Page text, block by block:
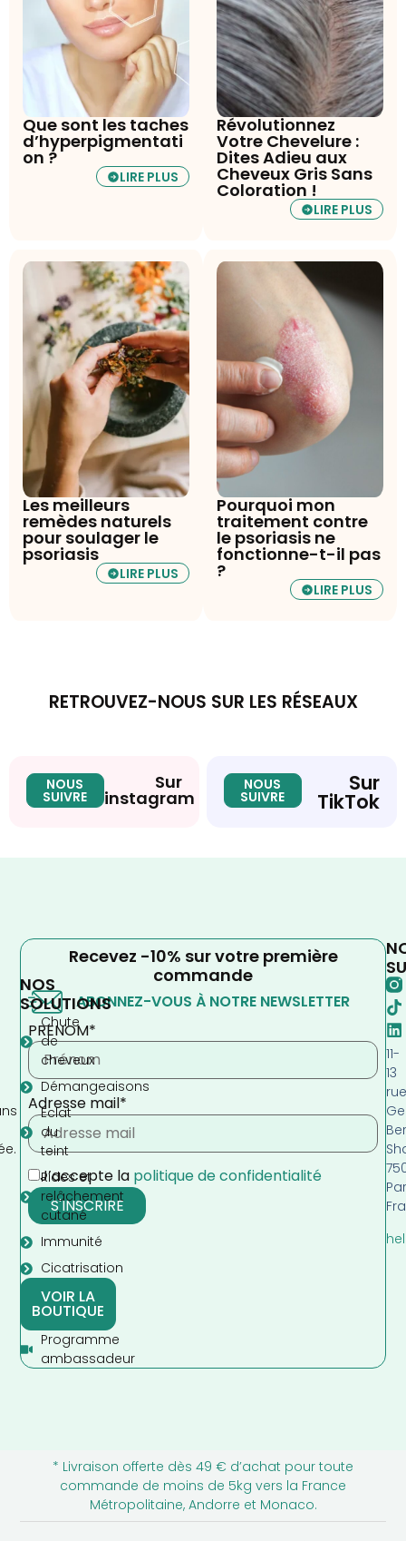
Que sont les taches
d’hyperpigmentati
on ?
LIRE PLUS
Révolutionnez
Votre Chevelure :
Dites Adieu aux
Cheveux Gris Sans
Coloration !
LIRE PLUS
Les meilleurs
remèdes naturels
pour soulager le
psoriasis
LIRE PLUS
Pourquoi mon
traitement contre
le psoriasis ne
fonctionne-t-il pas
?
LIRE PLUS
RETROUVEZ-NOUS SUR LES RÉSEAUX
Sur
instagram
NOUS
SUIVRE
Sur
TikTok
NOUS
SUIVRE
Recevez -10% sur votre première
commande
ABONNEZ-VOUS À NOTRE NEWSLETTER
PRENOM*
Adresse mail*
J’accepte la politique de confidentialité
NOS
SOLUTIONS
Chute
de
cheveux
Démangeaisons
Eclat
du
teint
Rides et
relâchement
cutané
Immunité
Cicatrisation
VOIR LA
BOUTIQUE
Programme
ambassadeur
11-
13
rue
* Livraison offerte dès 49 € d’achat pour toute
commande de moins de 5kg vers la France
Métropolitaine, Andorre et Monaco.